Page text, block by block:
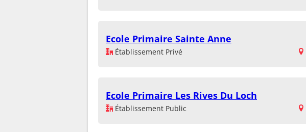
Ecole Primaire Sainte Anne
Établissement Privé
Ecole Primaire Les Rives Du Loch
Établissement Public